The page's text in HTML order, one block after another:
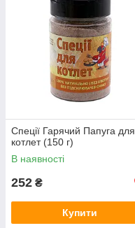
Спеції Гарячий Папуга для
котлет (150 г)
В наявності
252 ₴
Купити